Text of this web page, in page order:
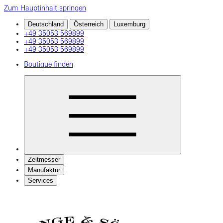
Zum Hauptinhalt springen
Deutschland Österreich Luxemburg
+49 35053 569899
+49 35053 569899
+49 35053 569899
Boutique finden
Zeitmesser
Manufaktur
Services